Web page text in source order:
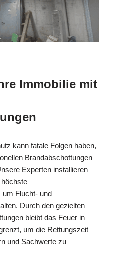
Immobilie mit
kann fatale Folgen haben,
Brandabschottungen
Experten installieren
um Flucht- und
Durch den gezielten
bleibt das Feuer in
um die Rettungszeit
und Sachwerte zu